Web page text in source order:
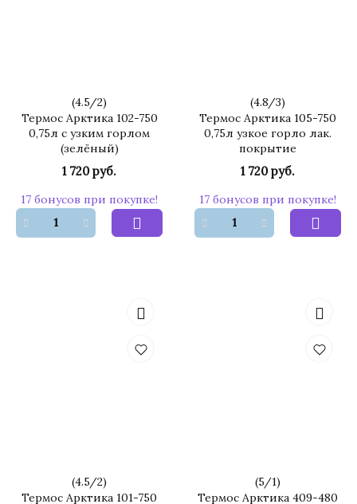
(4.5/2)
Термос Арктика 102-750
0,75л с узким горлом
(зелёный)
1 720 руб.
17 бонусов при покупке!
(4.8/3)
Термос Арктика 105-750
0,75л узкое горло лак.
покрытие
1 720 руб.
17 бонусов при покупке!
(4.5/2)
Термос Арктика 101-750
(5/1)
Термос Арктика 409-480